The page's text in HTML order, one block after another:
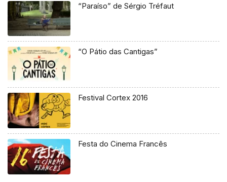
“Paraíso” de Sérgio Tréfaut
“O Pátio das Cantigas”
Festival Cortex 2016
Festa do Cinema Francês